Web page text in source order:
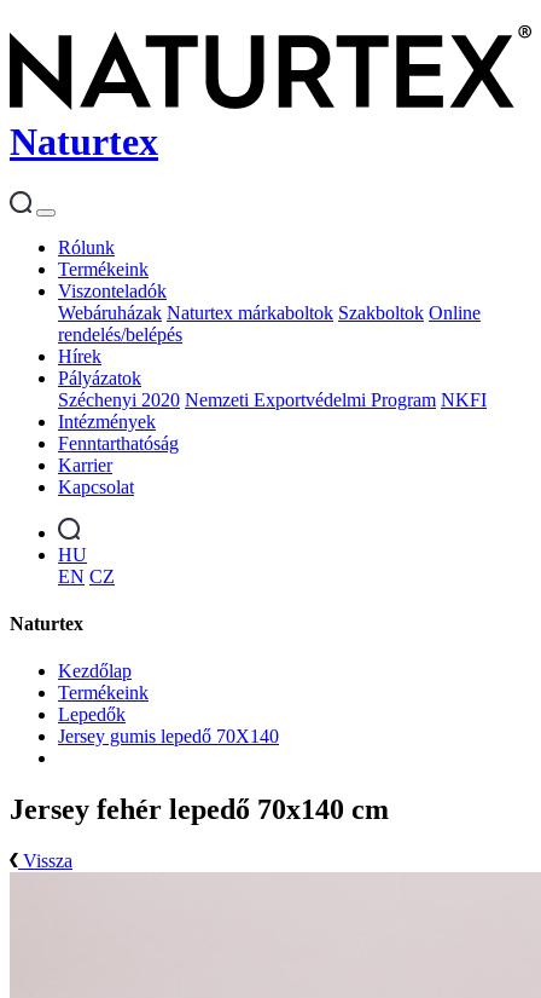
Naturtex
Rólunk
Termékeink
Viszonteladók
Webáruházak Naturtex márkaboltok Szakboltok Online
rendelés/belépés
Hírek
Pályázatok
Széchenyi 2020 Nemzeti Exportvédelmi Program NKFI
Intézmények
Fenntarthatóság
Karrier
Kapcsolat
HU
EN CZ
Naturtex
Kezdőlap
Termékeink
Lepedők
Jersey gumis lepedő 70X140
Jersey fehér lepedő 70x140 cm
Vissza